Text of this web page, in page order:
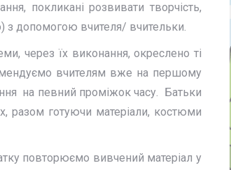
покликані розвивати творчість,
з допомогою вчителя/ вчительки.
через їх виконання, окреслено ті
вчителям вже на першому
на певний проміжок часу. Батьки
разом готуючи матеріали, костюми
повторюємо вивчений матеріал у